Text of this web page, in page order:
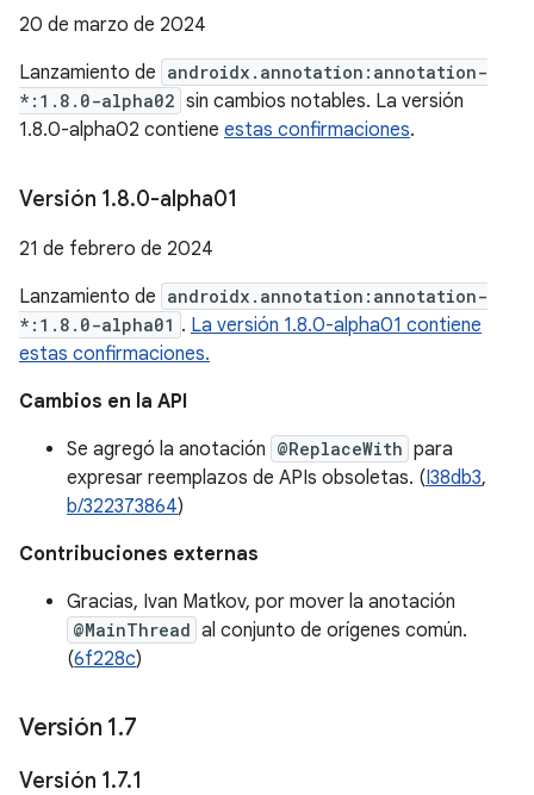
20 de marzo de 2024
Lanzamiento de androidx.annotation:annotation-
*:1.8.0-alpha02 sin cambios notables. La versión
1.8.0-alpha02 contiene estas confirmaciones.
Versión 1.8.0-alpha01
21 de febrero de 2024
Lanzamiento de androidx.annotation:annotation-
*:1.8.0-alpha01 . La versión 1.8.0-alpha01 contiene
estas confirmaciones.
Cambios en la API
Se agregó la anotación @ReplaceWith para
expresar reemplazos de APIs obsoletas. (I38db3,
b/322373864)
Contribuciones externas
Gracias, Ivan Matkov, por mover la anotación
@MainThread al conjunto de orígenes común.
(6f228c)
Versión 1.7
Versión 1.7.1